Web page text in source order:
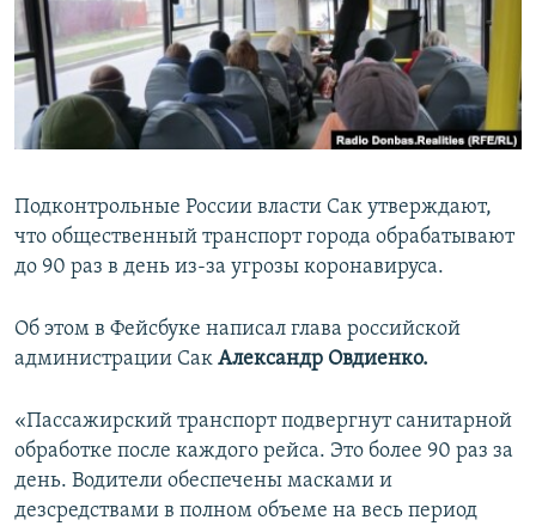
ПОБЕДИТЕЛЕЙ НЕ СУДЯТ?
КРЫМ.НЕПОКОРЕННЫЙ
ELIFBE
УКРАИНСКАЯ ПРОБЛЕМА КРЫМА
ПРИСОЕДИНЯЙТЕСЬ!
Подконтрольные России власти Сак утверждают,
что общественный транспорт города обрабатывают
до 90 раз в день из-за угрозы коронавируса.
Об этом в Фейсбуке написал глава российской
администрации Сак Александр Овдиенко.
«Пассажирский транспорт подвергнут санитарной
обработке после каждого рейса. Это более 90 раз за
день. Водители обеспечены масками и
дезсредствами в полном объеме на весь период